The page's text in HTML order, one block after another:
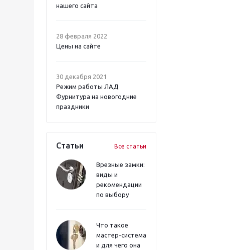
нашего сайта
28 февраля 2022
Цены на сайте
30 декабря 2021
Режим работы ЛАД
Фурнитура на новогодние
праздники
Статьи Все статьи
Врезные замки:
виды и
рекомендации
по выбору
Что такое
мастер-система
и для чего она